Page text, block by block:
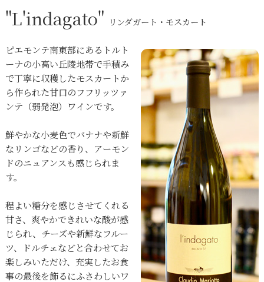
"L'indagato" リンダガート・モスカート
ピエモンテ南東部にあるトルト
ーナの小高い丘陵地帯で手積み
で丁寧に収穫したモスカートか
ら作られた甘口のフフリッツァ
ンテ（弱発泡）ワインです。
鮮やかな小麦色でバナナや新鮮
なリンゴなどの香り、アーモン
ドのニュアンスも感じられま
す。
程よい糖分を感じさせてくれる
甘さ、爽やかできれいな酸が感
じられ、チーズや新鮮なフルー
ツ、ドルチェなどと合わせてお
楽しみいただけ、充実したお食
事の最後を飾るにふさわしいワ